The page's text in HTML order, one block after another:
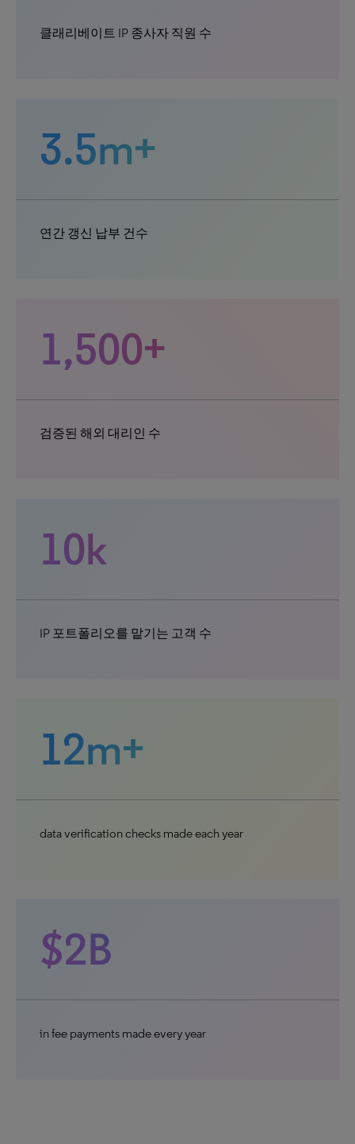
클래리베이트 IP 종사자 직원 수
3.5m+
연간 갱신 납부 건수
1,500+
검증된 해외 대리인 수
10k
IP 포트폴리오를 맡기는 고객 수
12m+
data verification checks made each year
$2B
in fee payments made every year